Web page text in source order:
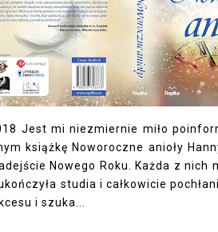
Jest mi niezmiernie miło
książkę Noworoczne anioły
Nowego Roku. Każda z nich
studia i całkowicie
i szuka...